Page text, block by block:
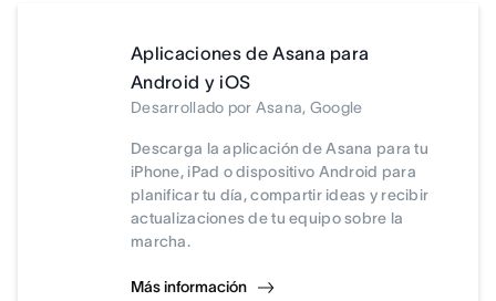
Aplicaciones de Asana para
Android y iOS
Desarrollado por Asana, Google
Descarga la aplicación de Asana para tu
iPhone, iPad o dispositivo Android para
planificar tu día, compartir ideas y recibir
actualizaciones de tu equipo sobre la
marcha.
Más información